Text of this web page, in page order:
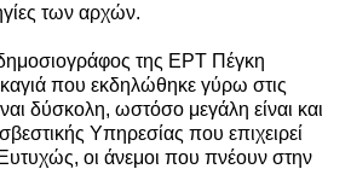
των αρχών.
της ΕΡΤ Πέγκη
που εκδηλώθηκε γύρω στις
δύσκολη, ωστόσο μεγάλη είναι και
Υπηρεσίας που επιχειρεί
Ευτυχώς, οι άνεμοι που πνέουν στην